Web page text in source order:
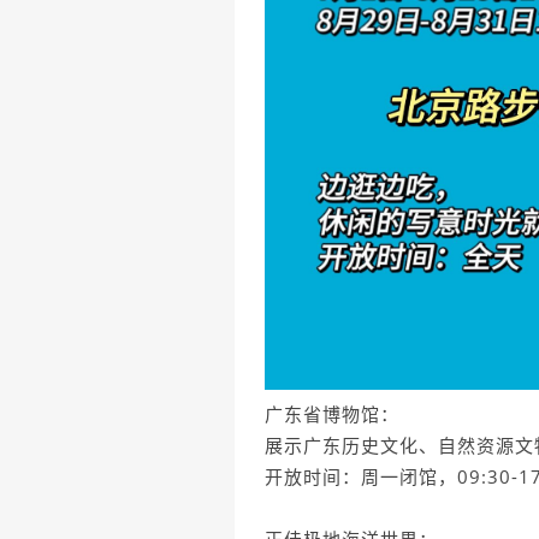
广东省博物馆：
展示广东历史文化、自然资源
开放时间：周一闭馆，09:30-